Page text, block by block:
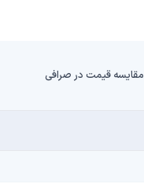
مقایسه قیمت در صرافی